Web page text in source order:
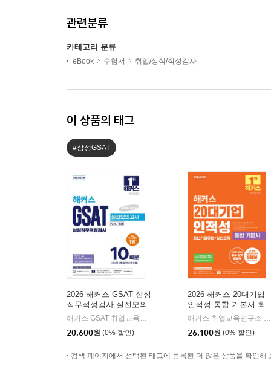
관련분류
카테고리 분류
eBook 수험서 취업/상식/적성검사
이 상품의 태그
#삼성GSAT
2026 해커스 GSAT 삼성
직무적성검사 실전모의
고사 10회분
해커스잡
20,600원 (0% 할인)
2026 해커스 20대기업
인적성 통합 기본서 최
신기출유형+실전문제
(전?영역?실전모의고
사?5회분)
26,100원 (0% 할인)
검색 페이지에서 선택된 태그에 등록된 더 많은 상품을 확인해